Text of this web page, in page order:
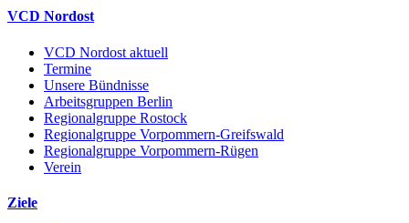
VCD Nordost
VCD Nordost aktuell
Termine
Unsere Bündnisse
Arbeitsgruppen Berlin
Regionalgruppe Rostock
Regionalgruppe Vorpommern-Greifswald
Regionalgruppe Vorpommern-Rügen
Verein
Ziele